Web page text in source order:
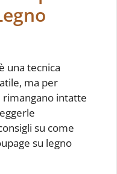
una tecnica
ma per
rimangano intatte
su come
su legno